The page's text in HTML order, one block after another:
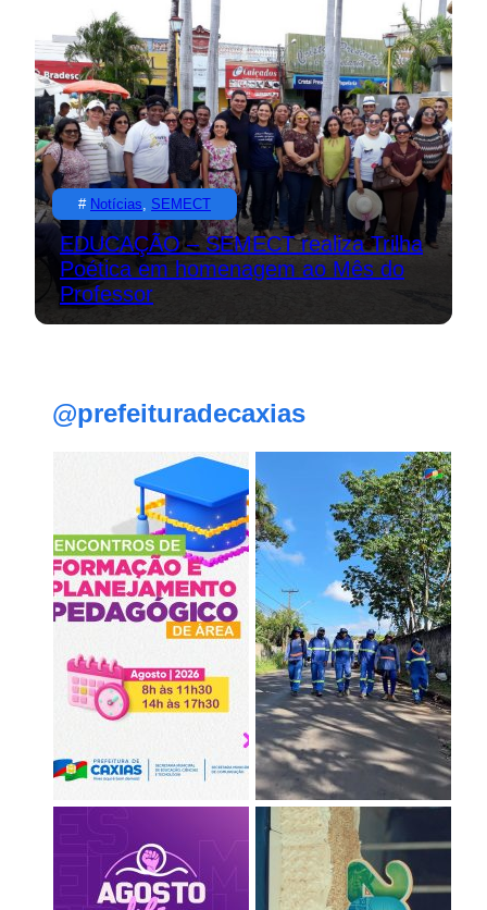
# Notícias, SEMECT
EDUCAÇÃO – SEMECT realiza Trilha
Poética em homenagem ao Mês do
Professor
@prefeituradecaxias